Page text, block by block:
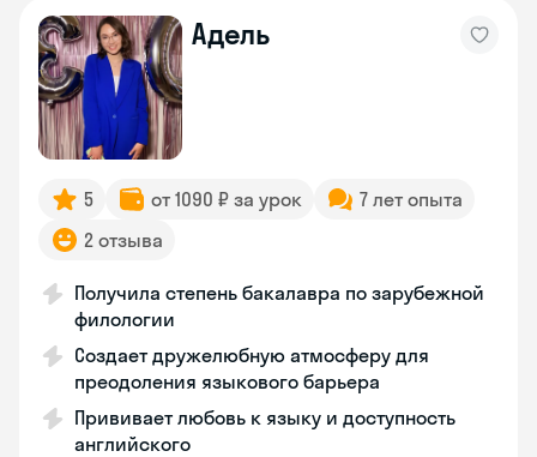
Адель
5 от 1090 ₽ за урок
7 лет опыта
2 отзыва
Получила степень бакалавра по зарубежной
филологии
Создает дружелюбную атмосферу для
преодоления языкового барьера
Прививает любовь к языку и доступность
английского